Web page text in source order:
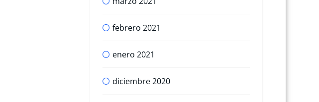
febrero 2021
enero 2021
diciembre 2020